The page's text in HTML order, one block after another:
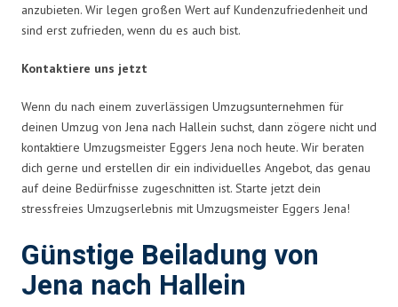
anzubieten. Wir legen großen Wert auf Kundenzufriedenheit und
sind erst zufrieden, wenn du es auch bist.
Kontaktiere uns jetzt
Wenn du nach einem zuverlässigen Umzugsunternehmen für
deinen Umzug von Jena nach Hallein suchst, dann zögere nicht und
kontaktiere Umzugsmeister Eggers Jena noch heute. Wir beraten
dich gerne und erstellen dir ein individuelles Angebot, das genau
auf deine Bedürfnisse zugeschnitten ist. Starte jetzt dein
stressfreies Umzugserlebnis mit Umzugsmeister Eggers Jena!
Günstige Beiladung von
Jena nach Hallein